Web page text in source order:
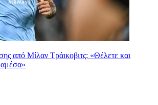
από Μίλαν Τράικοβιτς: «Θέλετε και